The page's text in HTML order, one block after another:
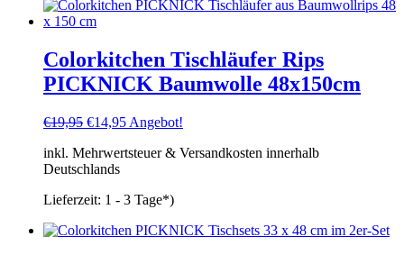
Colorkitchen Tischläufer Rips
PICKNICK Baumwolle 48x150cm
€19,95 Ursprünglicher
war:
€19,95
€14,95Aktueller
ist:
Angebot!
inkl. Mehrwertsteuer & Versandkosten innerhalb
Deutschlands
Lieferzeit: 1 - 3 Tage*)